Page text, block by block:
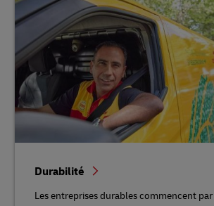
Durabilité
Les entreprises durables commencent